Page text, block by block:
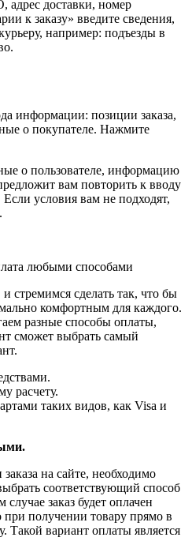
доставки, номер
к заказу» введите сведения,
например: подъезды в
информации: позиции заказа,
о покупателе. Нажмите
о пользователе, информацию
вам повторить к вводу
условия вам не подходят,
стремимся сделать так, что бы
комфортным для каждого.
разные способы оплаты,
сможет выбрать самый
расчету.
таких видов, как Visa и
на сайте, необходимо
соответствующий способ
заказ будет оплачен
при получении товару прямо в
Такой вариант оплаты является